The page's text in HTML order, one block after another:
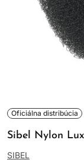
Oficiálna distribúcia
Sibel Nylon
SIBEL